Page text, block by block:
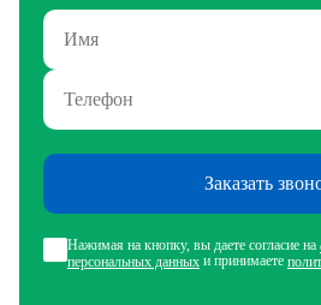
Заказать
Нажимая на кнопку, вы даете согласие на
персональных данных и принимаете